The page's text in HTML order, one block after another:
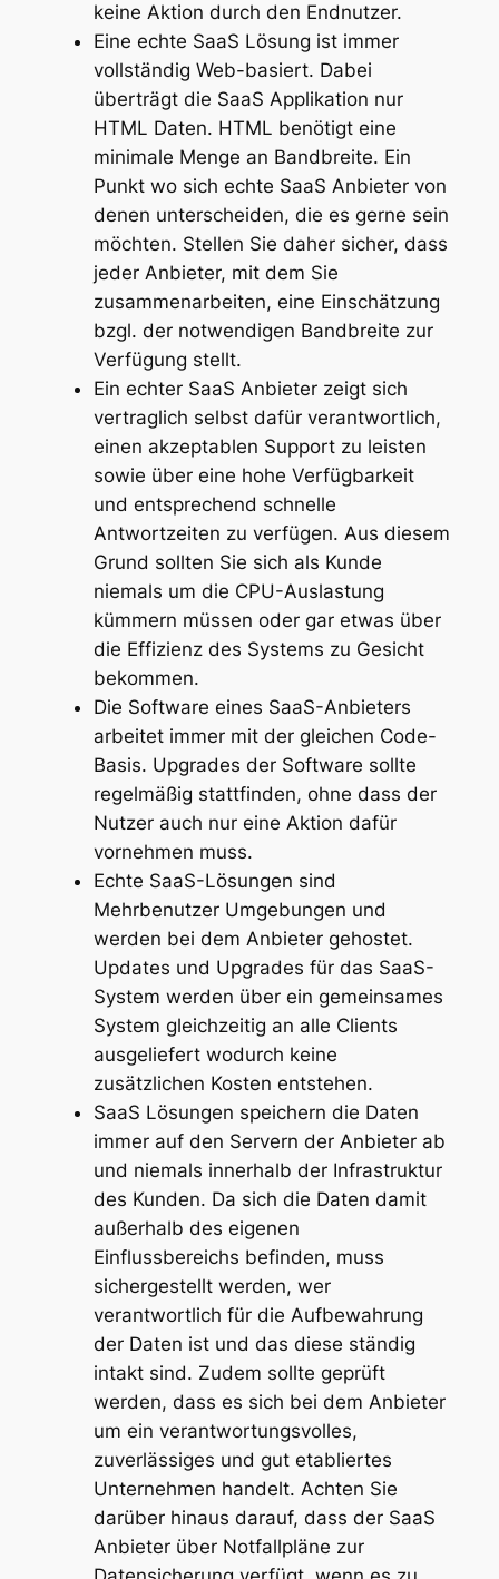
keine Aktion durch den Endnutzer.
Eine echte SaaS Lösung ist immer
vollständig Web-basiert. Dabei
überträgt die SaaS Applikation nur
HTML Daten. HTML benötigt eine
minimale Menge an Bandbreite. Ein
Punkt wo sich echte SaaS Anbieter von
denen unterscheiden, die es gerne sein
möchten. Stellen Sie daher sicher, dass
jeder Anbieter, mit dem Sie
zusammenarbeiten, eine Einschätzung
bzgl. der notwendigen Bandbreite zur
Verfügung stellt.
Ein echter SaaS Anbieter zeigt sich
vertraglich selbst dafür verantwortlich,
einen akzeptablen Support zu leisten
sowie über eine hohe Verfügbarkeit
und entsprechend schnelle
Antwortzeiten zu verfügen. Aus diesem
Grund sollten Sie sich als Kunde
niemals um die CPU-Auslastung
kümmern müssen oder gar etwas über
die Effizienz des Systems zu Gesicht
bekommen.
Die Software eines SaaS-Anbieters
arbeitet immer mit der gleichen Code-
Basis. Upgrades der Software sollte
regelmäßig stattfinden, ohne dass der
Nutzer auch nur eine Aktion dafür
vornehmen muss.
Echte SaaS-Lösungen sind
Mehrbenutzer Umgebungen und
werden bei dem Anbieter gehostet.
Updates und Upgrades für das SaaS-
System werden über ein gemeinsames
System gleichzeitig an alle Clients
ausgeliefert wodurch keine
zusätzlichen Kosten entstehen.
SaaS Lösungen speichern die Daten
immer auf den Servern der Anbieter ab
und niemals innerhalb der Infrastruktur
des Kunden. Da sich die Daten damit
außerhalb des eigenen
Einflussbereichs befinden, muss
sichergestellt werden, wer
verantwortlich für die Aufbewahrung
der Daten ist und das diese ständig
intakt sind. Zudem sollte geprüft
werden, dass es sich bei dem Anbieter
um ein verantwortungsvolles,
zuverlässiges und gut etabliertes
Unternehmen handelt. Achten Sie
darüber hinaus darauf, dass der SaaS
Anbieter über Notfallpläne zur